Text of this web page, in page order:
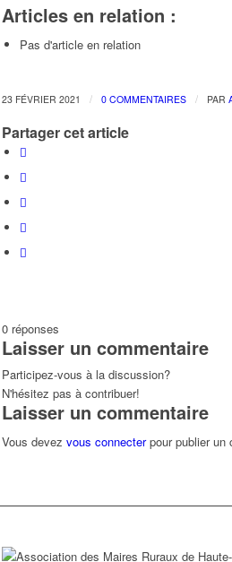
Articles en relation :
Pas d'article en relation
23 FÉVRIER 2021 / 0 COMMENTAIRES / PAR
Partager cet article
0 réponses
Laisser un commentaire
Participez-vous à la discussion?
N'hésitez pas à contribuer!
Laisser un commentaire
Vous devez vous connecterpour publier un